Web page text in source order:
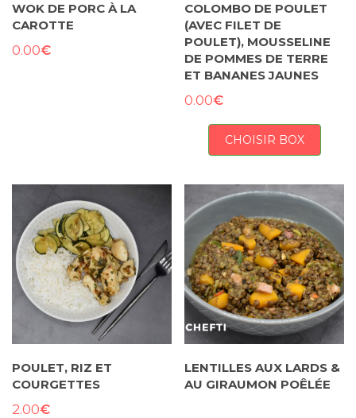
WOK DE PORC À LA
CAROTTE
0.00€
COLOMBO DE POULET
(AVEC FILET DE
POULET), MOUSSELINE
DE POMMES DE TERRE
ET BANANES JAUNES
0.00€
CHOISIR BOX
POULET, RIZ ET
COURGETTES
2.00€
LENTILLES AUX LARDS &
AU GIRAUMON POÊLÉE